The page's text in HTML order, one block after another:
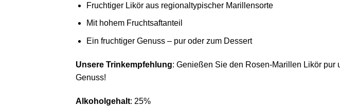
Fruchtiger Likör aus regionaltypischer Marillensorte
Mit hohem Fruchtsaftanteil
Ein fruchtiger Genuss – pur oder zum Dessert
Unsere Trinkempfehlung: Genießen Sie den Rosen-Marillen Likör
Genuss!
Alkoholgehalt: 25%